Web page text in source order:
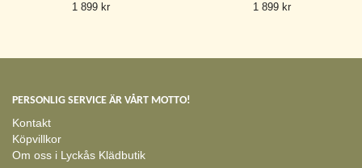
1 899 kr
1 899 kr
PERSONLIG SERVICE ÄR VÅRT MOTTO!
Kontakt
Köpvillkor
Om oss i Lyckås Klädbutik